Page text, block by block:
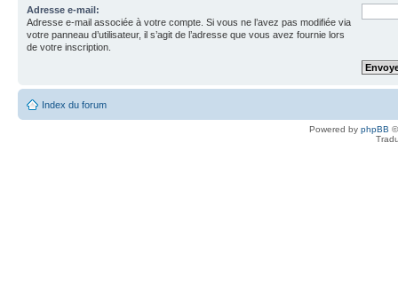
Adresse e-mail:
Adresse e-mail associée à votre compte. Si vous ne l’avez pas modifiée via
votre panneau d’utilisateur, il s’agit de l’adresse que vous avez fournie lors
de votre inscription.
Index du forum
Powered by phpBB